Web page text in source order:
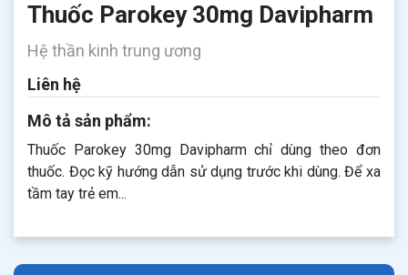
Thuốc Parokey 30mg Davipharm
Hệ thần kinh trung ương
Liên hệ
Mô tả sản phẩm:
Thuốc Parokey 30mg Davipharm chỉ dùng theo đơn
thuốc. Đọc kỹ hướng dẫn sử dụng trước khi dùng. Để xa
tầm tay trẻ em...